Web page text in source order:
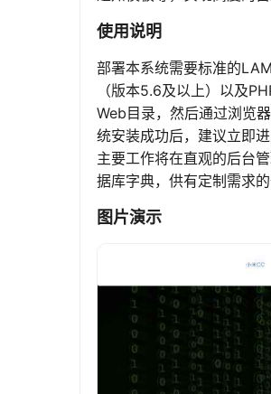
使用说明
部署本系统需要标准的
（版本5.6及以上）以及
Web目录，然后通过浏览
统安装成功后，建议立即
主要工作将在直观的后台
据库字典，供有定制需求的
图片演示